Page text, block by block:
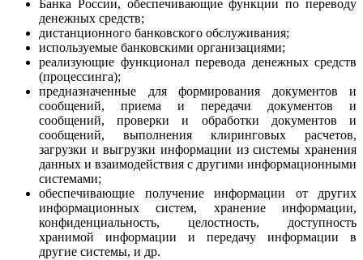
Банка России, обеспечивающие функции по переводу
денежных средств;
дистанционного банковского обслуживания;
используемые банковскими организациями;
реализующие функционал перевода денежных средств
(процессинга);
предназначенные для формирования документов и
сообщений, приема и передачи документов и
сообщений, проверки и обработки документов и
сообщений, выполнения клиринговых расчетов,
загрузки и выгрузки информации из системы хранения
данных и взаимодействия с другими информационными
системами;
обеспечивающие получение информации от других
информационных систем, хранение информации,
конфиденциальность, целостность, доступность
хранимой информации и передачу информации в
другие системы, и др.